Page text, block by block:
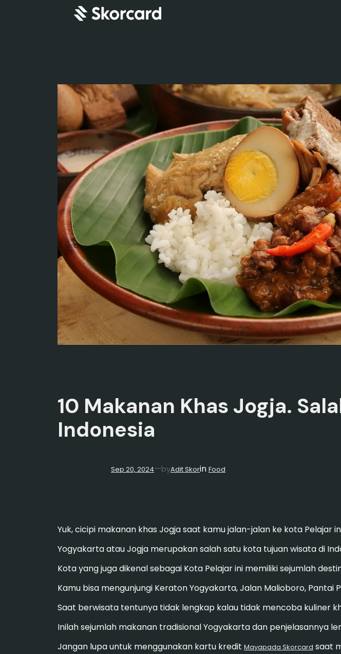
10 Makanan Khas Jogja.
Indonesia
Sep 20, 2024—byAdit Skorin Food
Yuk, cicipi makanan khas Jogja saat kamu jalan-jalan ke kota Pelajar
Yogyakarta atau Jogja merupakan salah satu kota tujuan wisata di
Kota yang juga dikenal sebagai Kota Pelajar ini memiliki sejumlah
Kamu bisa mengunjungi Keraton Yogyakarta, Jalan Malioboro, Pantai
Saat berwisata tentunya tidak lengkap kalau tidak mencoba kuliner
Inilah sejumlah makanan tradisional Yogyakarta dan penjelasannya
Jangan lupa untuk menggunakan kartu kredit Mayapada Skorcard saat